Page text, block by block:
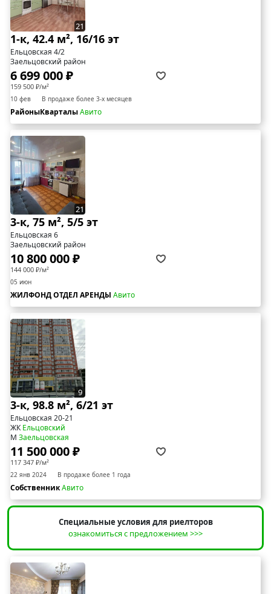
21
1-к, 42.4 м², 16/16 эт
Ельцовская 4/2
Заельцовский район
6 699 000 ₽
159 500 ₽/м²
10 фев В продаже более 3-х месяцев
РайоныКварталыАвито
21
3-к, 75 м², 5/5 эт
Ельцовская 6
Заельцовский район
10 800 000 ₽
144 000 ₽/м²
05 июн
ЖИЛФОНД ОТДЕЛ АРЕНДЫ Авито
9
3-к, 98.8 м², 6/21 эт
Ельцовская 20-21
ЖКЕльцовский
М Заельцовская
11 500 000 ₽
117 347 ₽/м²
22 янв 2024 В продаже более 1 года
СобственникАвито
Специальные условия для риелторов
ознакомиться с предложением >>>